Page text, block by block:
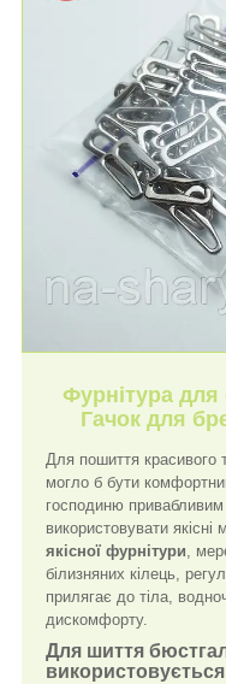
Фурнітура для
Гачок для
Для пошиття красивого
могло б бути
господиню
використовувати
якісної фурнітури,
білизняних кілець,
прилягає до тіла,
дискомфорту.
Для шиття